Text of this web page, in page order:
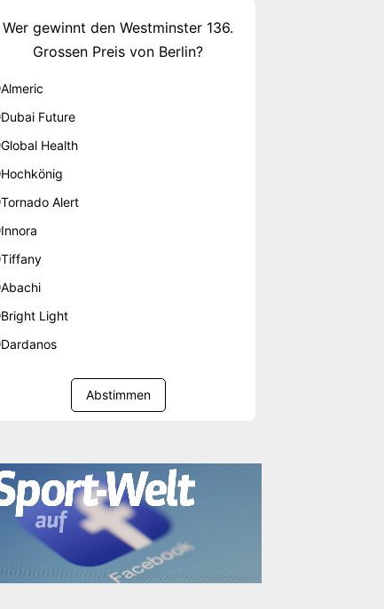
Wer gewinnt den Westminster 136.
Grossen Preis von Berlin?
Almeric
Dubai Future
Global Health
Hochkönig
Tornado Alert
Innora
Tiffany
Abachi
Bright Light
Dardanos
Abstimmen